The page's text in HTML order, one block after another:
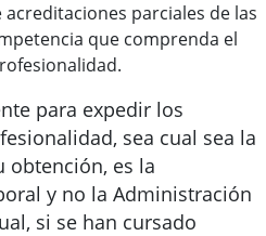
parciales de las
que comprenda el
para expedir los
sea cual sea la
obtención, es la
y no la Administración
si se han cursado